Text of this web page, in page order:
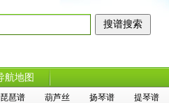
航地图
琵琶谱 葫芦丝 扬琴谱 提琴谱